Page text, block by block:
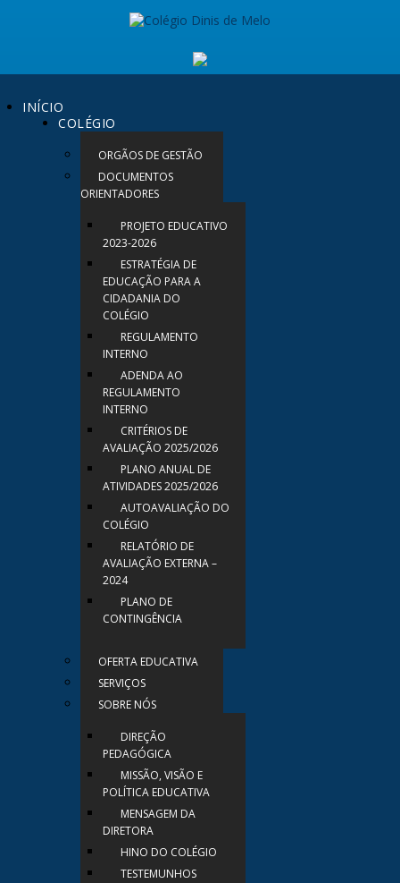
INÍCIO
COLÉGIO
ORGÃOS DE GESTÃO
DOCUMENTOS
ORIENTADORES
PROJETO EDUCATIVO
2023-2026
ESTRATÉGIA DE
EDUCAÇÃO PARA A
CIDADANIA DO
COLÉGIO
REGULAMENTO
INTERNO
ADENDA AO
REGULAMENTO
INTERNO
CRITÉRIOS DE
AVALIAÇÃO 2025/2026
PLANO ANUAL DE
ATIVIDADES 2025/2026
AUTOAVALIAÇÃO DO
COLÉGIO
RELATÓRIO DE
AVALIAÇÃO EXTERNA –
2024
PLANO DE
CONTINGÊNCIA
OFERTA EDUCATIVA
SERVIÇOS
SOBRE NÓS
DIREÇÃO
PEDAGÓGICA
MISSÃO, VISÃO E
POLÍTICA EDUCATIVA
MENSAGEM DA
DIRETORA
HINO DO COLÉGIO
TESTEMUNHOS